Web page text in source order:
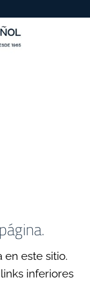
en este sitio.
inferiores